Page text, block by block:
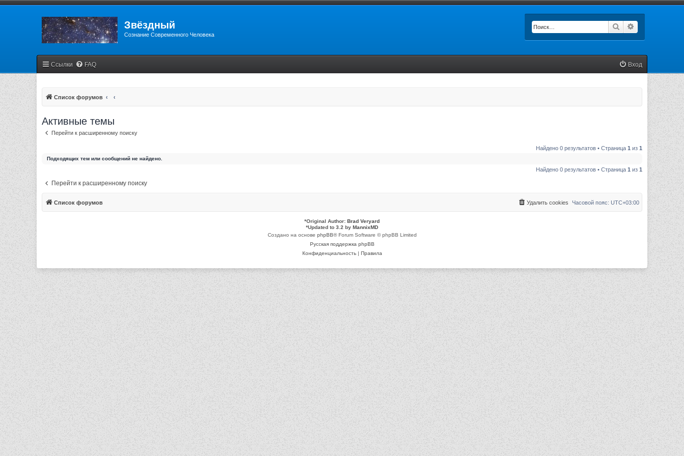
Звёздный
Сознание Современного Человека
Поиск
Ссылки FAQ Вход
Список форумов
Активные темы
Перейти к расширенному поиску
Найдено 0 результатов • Страница 1 из 1
Подходящих тем или сообщений не найдено.
Найдено 0 результатов • Страница 1 из 1
Перейти к расширенному поиску
Список форумов Часовой пояс: UTC+03:00
Удалить cookies
*Original Author: Brad Veryard
*Updated to 3.2 by MannixMD
Создано на основе phpBB® Forum Software © phpBB Limited
Русская поддержка phpBB
Конфиденциальность| Правила